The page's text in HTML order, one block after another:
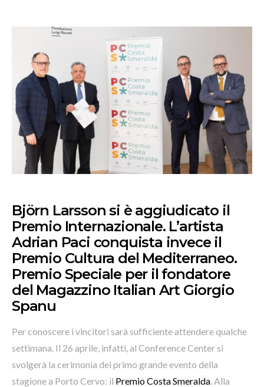
Björn Larsson si è aggiudicato il
Premio Internazionale. L’artista
Adrian Paci conquista invece il
Premio Cultura del Mediterraneo.
Premio Speciale per il fondatore
del Magazzino Italian Art Giorgio
Spanu
Per conoscere i vincitori sarà sufficiente attendere qualche
settimana. Il 26 aprile, infatti, al Conference Center si
svolgerà la cerimonia del primo grande evento della
stagione a Porto Cervo: il Premio Costa Smeralda. Alla